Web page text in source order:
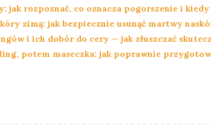
jak rozpoznać, co oznacza pogorszenie i
zimą: jak bezpiecznie usunąć martwy
i ich dobór do cery — jak złuszczać
potem maseczka: jak poprawnie